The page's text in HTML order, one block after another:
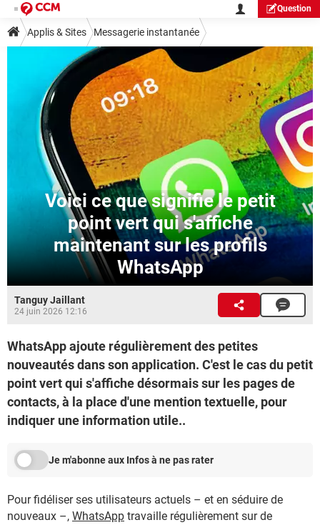
Question
Applis & Sites Messagerie instantanée
Voici ce que signifie le petit
point vert qui s'affiche
maintenant sur les profils
WhatsApp
Tanguy Jaillant
24 juin 2026 12:16
WhatsApp ajoute régulièrement des petites
nouveautés dans son application. C'est le cas du petit
point vert qui s'affiche désormais sur les pages de
contacts, à la place d'une mention textuelle, pour
indiquer une information utile..
Je m'abonne aux Infos à ne pas rater
Pour fidéliser ses utilisateurs actuels – et en séduire de
nouveaux –, WhatsApp travaille régulièrement sur de